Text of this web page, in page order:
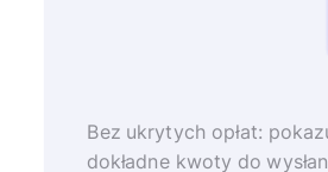
Bez ukrytych opłat:
dokładne kwoty do